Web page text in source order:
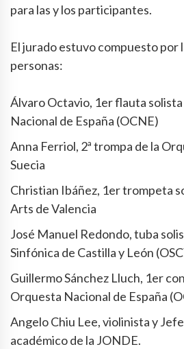
para las y los participantes.
El jurado estuvo compuesto por
personas:
Álvaro Octavio, 1er flauta
Nacional de España (OCNE)
Anna Ferriol, 2ª trompa de la
Suecia
Christian Ibáñez, 1er trompeta
Arts de Valencia
José Manuel Redondo, tuba
Sinfónica de Castilla y León
Guillermo Sánchez Lluch, 1er
Orquesta Nacional de España
Angelo Chiu Lee, violinista y
académico de la JONDE.